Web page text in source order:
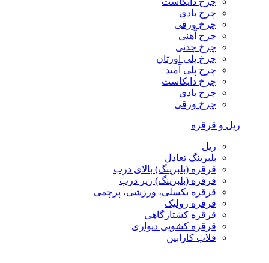
چرخ بادی
چرخ ورقی
چرخ آهنی
چرخ چدنی
چرخ پلی اورتان
چرخ پلی آمید
چرخ دایکاست
چرخ بادی
چرخ ورقی
ریل و قرقره
ریل
بلبرینگ تعادل
قرقره (بلبرینگ) بالای درب
قرقره (بلبرینگ) زیر درب
قرقره بکسلی، ورزشی، پرچمی
قرقره رولیک
قرقره کشتارگاهی
قرقره کشویی دیواری
قلاب کارابین